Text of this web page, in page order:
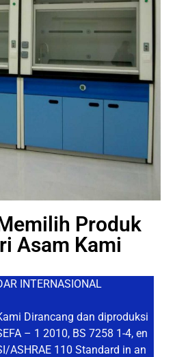
Produk
Asam Kami
INTERNASIONAL
Dirancang dan diproduksi
– 1 2010, BS 7258 1-4, en
ASHRAE 110 Standard in an